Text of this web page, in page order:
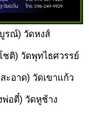
รณ์) วัดหงส์
ติ) วัดพุทไธศวรรย์
ะอาด) วัดเขาแก้ว
อตี๋) วัดหูช้าง